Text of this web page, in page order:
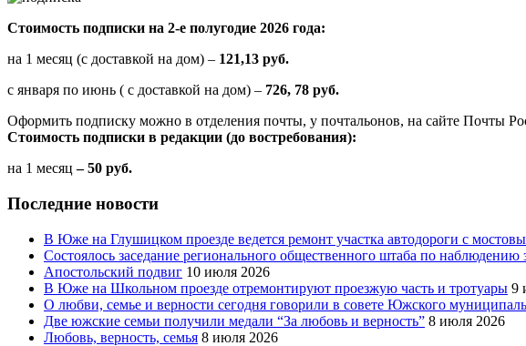
Стоимость подписки на 2-е полугодие 2026 года:
на 1 месяц (с доставкой на дом) – 121,13 руб.
с января по июнь ( с доставкой на дом) – 726, 78 руб.
Оформить подписку можно в отделения почты, у почтальонов, на сайте Почты
Стоимость подписки в редакции (до востребования):
на 1 месяц – 50 руб.
Последние новости
В Юже на Глушицком проезде ведется ремонт участка автодороги с
Состоялось заседание регионального общественного штаба по наблюдению
Апостольский подвиг 10 июля 2026
В Юже на Школьном проезде отремонтируют проезжую часть и тротуары 9
О любви, семье и верности сегодня говорили в совете Южского
Две южские семьи получили медали “За любовь и верность” 8 июля 2026
Любовь, верность, семья 8 июля 2026